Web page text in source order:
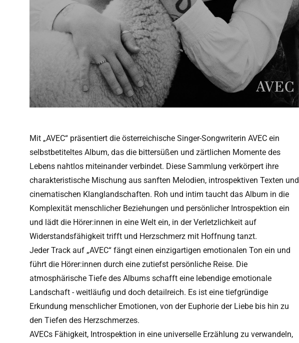
Mit „AVEC“ präsentiert die österreichische Singer-Songwriterin AVEC ein
selbstbetiteltes Album, das die bittersüßen und zärtlichen Momente des
Lebens nahtlos miteinander verbindet. Diese Sammlung verkörpert ihre
charakteristische Mischung aus sanften Melodien, introspektiven Texten und
cinematischen Klanglandschaften. Roh und intim taucht das Album in die
Komplexität menschlicher Beziehungen und persönlicher Introspektion ein
und lädt die Hörer:innen in eine Welt ein, in der Verletzlichkeit auf
Widerstandsfähigkeit trifft und Herzschmerz mit Hoffnung tanzt.
Jeder Track auf „AVEC“ fängt einen einzigartigen emotionalen Ton ein und
führt die Hörer:innen durch eine zutiefst persönliche Reise. Die
atmosphärische Tiefe des Albums schafft eine lebendige emotionale
Landschaft - weitläufig und doch detailreich. Es ist eine tiefgründige
Erkundung menschlicher Emotionen, von der Euphorie der Liebe bis hin zu
den Tiefen des Herzschmerzes.
AVECs Fähigkeit, Introspektion in eine universelle Erzählung zu verwandeln,